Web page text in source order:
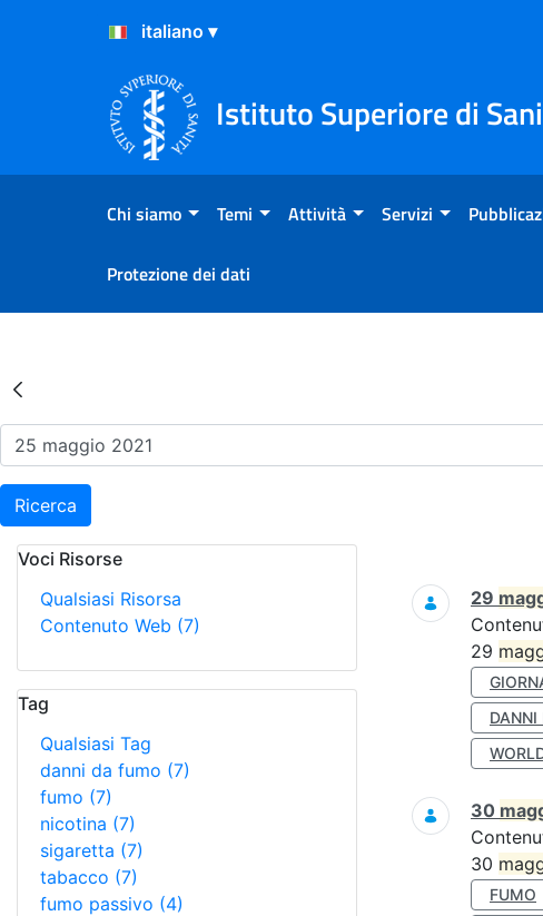
Salta al Contenuto
Salta al Footer
Istituto Superiore di
Chi siamo Temi Attività Servizi
Protezione dei dati
Risultati della Ricerca - Eventi
Ricerca
Voci Risorse
Qualsiasi Risorsa
Contenuto Web (7)
Tag
Qualsiasi Tag
danni da fumo (7)
fumo (7)
nicotina (7)
sigaretta (7)
tabacco (7)
fumo passivo (4)
Ricerca
29
29
DANNI
30
30
FUMO